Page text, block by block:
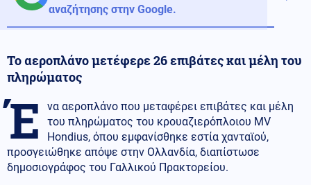
αναζήτησης στην Google.
Το αεροπλάνο μετέφερε 26 επιβάτες και μέλη του
πληρώματος
Έ
να αεροπλάνο που μεταφέρει επιβάτες και μέλη
του πληρώματος του κρουαζιερόπλοιου MV
Hondius, όπου εμφανίσθηκε εστία χανταϊού,
προσγειώθηκε απόψε στην Ολλανδία, διαπίστωσε
δημοσιογράφος του Γαλλικού Πρακτορείου.